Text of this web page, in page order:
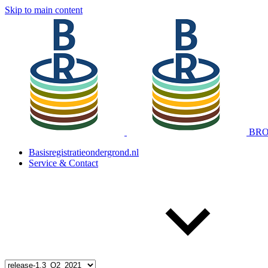
Skip to main content
Basisregistratieondergrond.nl
Service & Contact